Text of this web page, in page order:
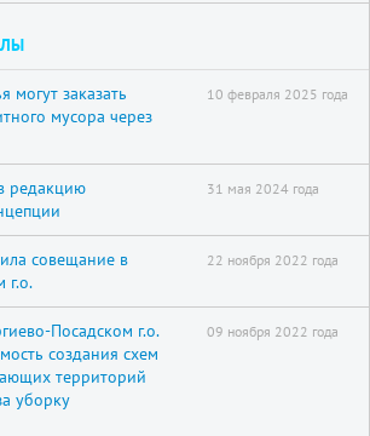
могут заказать
мусора через
10 февраля 2025 года
редакцию
31 мая 2024 года
совещание в
г.о.
22 ноября 2022 года
Посадском г.о.
создания схем
территорий
уборку
09 ноября 2022 года